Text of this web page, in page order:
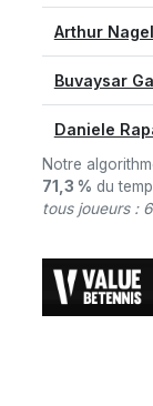
Arthur Nagel
Buvaysar
Daniele
Notre
71,3 % du
tous joueurs :